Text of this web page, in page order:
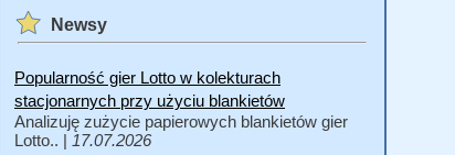
Newsy
Popularność gier Lotto w kolekturach
stacjonarnych przy użyciu blankietów
Analizuję zużycie papierowych blankietów gier
Lotto.. | 17.07.2026